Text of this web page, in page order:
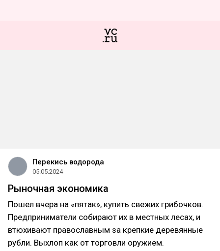
Перекись водорода
05.05.2024
Рыночная экономика
Пошел вчера на «пятак», купить свежих грибочков.
Предприниматели собирают их в местных лесах, и
втюхивают православным за крепкие деревянные
рубли. Выхлоп как от торговли оружием.